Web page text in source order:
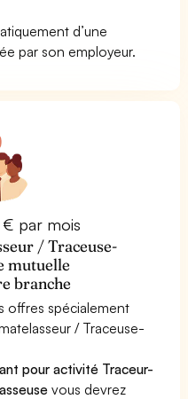
d’une
par son employeur.
par mois
/ Traceuse-
mutuelle
branche
offres spécialement
/ Traceuse-
pour activité Traceur-
vous devrez